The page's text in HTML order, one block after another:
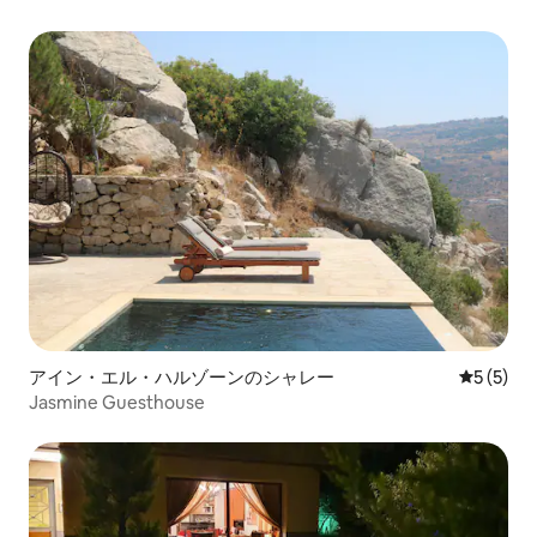
アイン・エル・ハルゾーンのシャレー レビュー
5 (5)
Jasmine Guesthouse